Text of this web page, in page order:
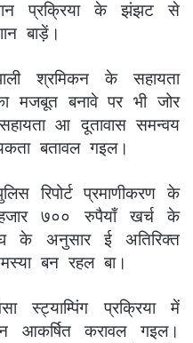
प्रक्रिया के झंझट से
बाड़ें।
श्रमिकन के सहायता
मजबूत बनावे पर भी जोर
आ दूतावास समन्वय
बतावल गइल।
रिपोर्ट प्रमाणीकरण के
७०० रुपैयाँ खर्च के
के अनुसार ई अतिरिक्त
बन रहल बा।
स्ट्याम्पिंग प्रक्रिया में
आकर्षित करावल गइल।